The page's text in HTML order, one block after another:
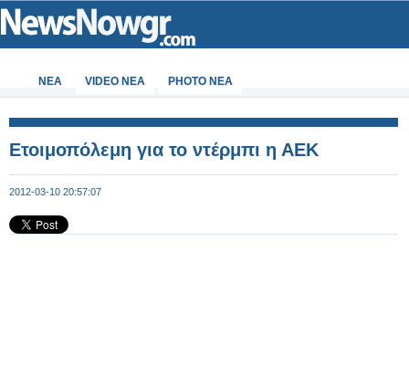
ΝΕΑ VIDEO NEA PHOTO NEA
Ετοιμοπόλεμη για το ντέρμπι η ΑΕΚ
2012-03-10 20:57:07